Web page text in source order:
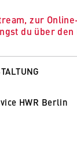
zur
du über
HWR Berlin